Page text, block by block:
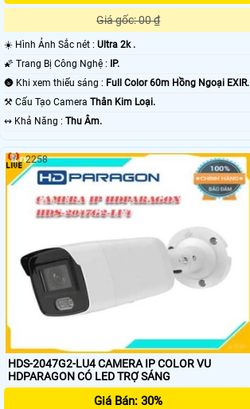
Giá gốc: 00 ₫
☀️ Hình Ảnh Sắc nét : Ultra 2k .
🌠 Trang Bị Công Nghệ : IP.
🌚 Khi xem thiếu sáng : Full Color 60m Hồng Ngoại EXIR.
⚒ Cấu Tạo Camera Thân Kim Loại.
️↭ Khả Năng : Thu Âm.
HDS-2047G2-LU4 CAMERA IP COLOR VU
HDPARAGON CÓ LED TRỢ SÁNG
Giá Bán: 30%
2258